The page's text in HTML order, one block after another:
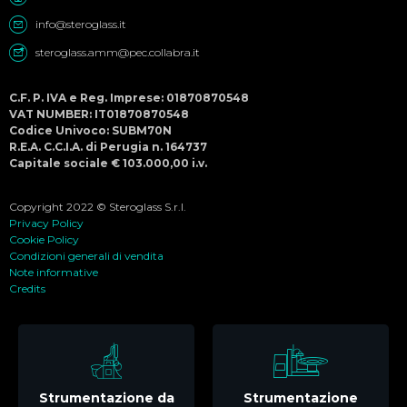
info@steroglass.it
steroglass.amm@pec.collabra.it
C.F. P. IVA e Reg. Imprese: 01870870548
VAT NUMBER: IT01870870548
Codice Univoco: SUBM70N
R.E.A. C.C.I.A. di Perugia n. 164737
Capitale sociale € 103.000,00 i.v.
Copyright 2022 © Steroglass S.r.l.
Privacy Policy
Cookie Policy
Condizioni generali di vendita
Note informative
Credits
Strumentazione da
Strumentazione